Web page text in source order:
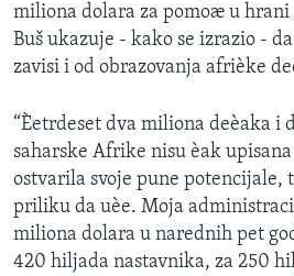
miliona dolara za pomoæ u
Buš ukazuje - kako se izrazio -
zavisi i od obrazovanja afrièke
“Èetrdeset dva miliona deèaka i
saharske Afrike nisu èak
ostvarila svoje pune potencijale,
priliku da uèe. Moja
miliona dolara u narednih pet
420 hiljada nastavnika, za 250